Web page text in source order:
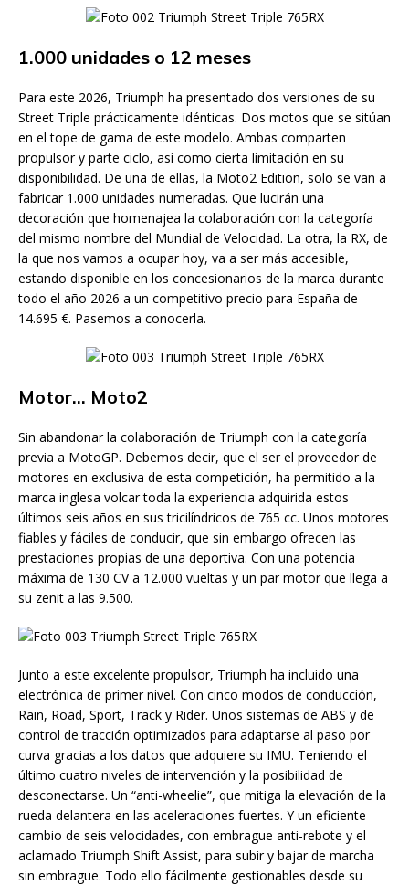
1.000 unidades o 12 meses
Para este 2026, Triumph ha presentado dos versiones de su
Street Triple prácticamente idénticas. Dos motos que se sitúan
en el tope de gama de este modelo. Ambas comparten
propulsor y parte ciclo, así como cierta limitación en su
disponibilidad. De una de ellas, la Moto2 Edition, solo se van a
fabricar 1.000 unidades numeradas. Que lucirán una
decoración que homenajea la colaboración con la categoría
del mismo nombre del Mundial de Velocidad. La otra, la RX, de
la que nos vamos a ocupar hoy, va a ser más accesible,
estando disponible en los concesionarios de la marca durante
todo el año 2026 a un competitivo precio para España de
14.695 €. Pasemos a conocerla.
Motor… Moto2
Sin abandonar la colaboración de Triumph con la categoría
previa a MotoGP. Debemos decir, que el ser el proveedor de
motores en exclusiva de esta competición, ha permitido a la
marca inglesa volcar toda la experiencia adquirida estos
últimos seis años en sus tricilíndricos de 765 cc. Unos motores
fiables y fáciles de conducir, que sin embargo ofrecen las
prestaciones propias de una deportiva. Con una potencia
máxima de 130 CV a 12.000 vueltas y un par motor que llega a
su zenit a las 9.500.
Junto a este excelente propulsor, Triumph ha incluido una
electrónica de primer nivel. Con cinco modos de conducción,
Rain, Road, Sport, Track y Rider. Unos sistemas de ABS y de
control de tracción optimizados para adaptarse al paso por
curva gracias a los datos que adquiere su IMU. Teniendo el
último cuatro niveles de intervención y la posibilidad de
desconectarse. Un “anti-wheelie”, que mitiga la elevación de la
rueda delantera en las aceleraciones fuertes. Y un eficiente
cambio de seis velocidades, con embrague anti-rebote y el
aclamado Triumph Shift Assist, para subir y bajar de marcha
sin embrague. Todo ello fácilmente gestionables desde su